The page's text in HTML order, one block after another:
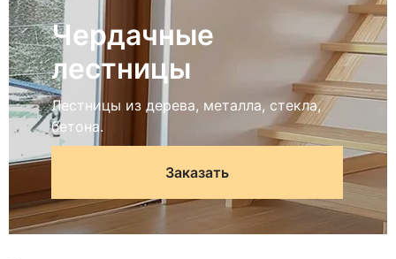
Чердачные
лестницы
Лестницы из дерева, металла, стекла,
бетона.
Заказать